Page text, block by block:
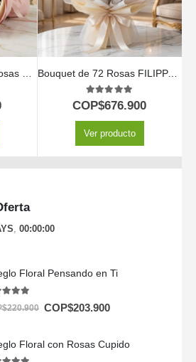
Bouquet de 72 Rosas FILIPPA: Un Espectáculo de Color Vibrante 🌹
5.00out of 5
COP$676.900
Ver producto
00:00:00
Floral Pensando en Ti
out of 5
220.900 COP$203.900
Floral con Rosas Cupido